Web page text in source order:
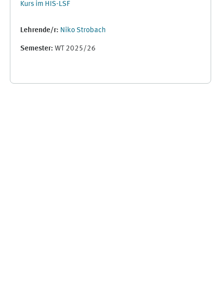
Kurs im HIS-LSF
Lehrende/r: Niko Strobach
Semester: WT 2025/26